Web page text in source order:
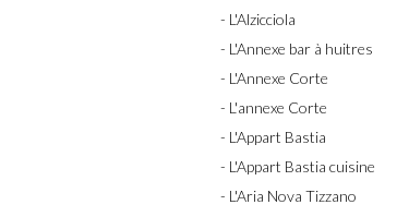
- L'Alzicciola
- L'Annexe bar à huitres
- L'Annexe Corte
- L'annexe Corte
- L'Appart Bastia
- L'Appart Bastia cuisine
- L'Aria Nova Tizzano